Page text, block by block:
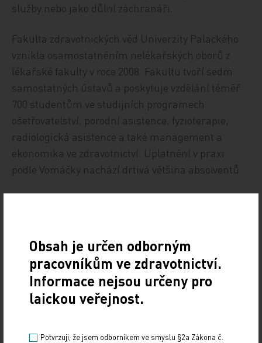
služby nebo jako důlní záchranáři.
Fakulta zdravotnických věd Univerzity Palackého
vznikla osamostatněním nelékařských oborů z
lékařské fakulty v roce 2008. Fakultu tvoří sedm
samostatných ústavů a poskytuje vzdělání téměř
700 studentům ve studijních programech
ošetřovatelství, porodní asistence, fyzioterapie,
radiologická asistence a také management a
ekonomika ve zdravotnictví. Uplatnění v praxi
podle Vomáčky nachází drtivá většina absolventů.
Sdílejte článek
Obsah je určen odborným
pracovníkům ve zdravotnictví.
Informace nejsou určeny pro
laickou veřejnost.
Potvrzuji, že jsem odborníkem ve smyslu §2a Zákona č.